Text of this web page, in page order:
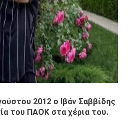
2012 ο Ιβάν Σαββίδης
του ΠΑΟΚ στα χέρια του.